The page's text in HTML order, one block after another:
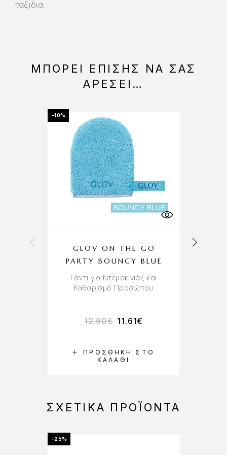
ταξιδια.
ΜΠΟΡΕΊ ΕΠΊΣΗΣ ΝΑ ΣΑΣ
ΑΡΈΣΕΙ…
-10%
ΠΡΟΣΘΉΚΗ ΣΤΟ
ΚΑΛΆΘΙ
GLOV ON THE GO
PARTY BOUNCY BLUE
Γάντι για Ντεμακιγιάζ και
Καθαρισμό Προσώπου
12.90€ 11.61€
ΣΧΕΤΙΚΆ ΠΡΟΪΌΝΤΑ
-25%